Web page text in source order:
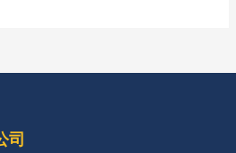
司